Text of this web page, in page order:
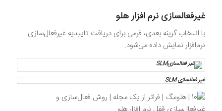
غیرفعالسازی نرم افزار هلو
با انتخاب گزینه بعدی، فرمی برای دریافت تاییدیه غیرفعال‌سازی
نرم‌افزار نمایش داده می‌شود.
غیر فعالسازی SLM